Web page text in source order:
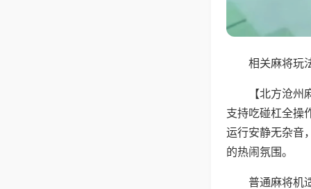
相关麻将玩
【北方沧
支持吃碰杠全操
运行安静无杂音
的热闹氛围。
普通麻将机